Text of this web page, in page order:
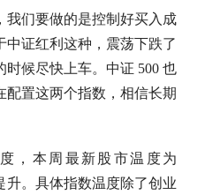
我们要做的是控制好买入成
中证红利 这种，震荡下跌了
候尽快上车。中证 500 也
配置这两个指数，相信长期
， 本周最新股市温度为
。具体指数温度除了创业